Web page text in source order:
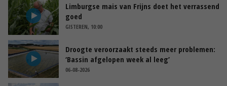
Limburgse mais van Frijns doet het verrassend
goed
GISTEREN, 10:00
Droogte veroorzaakt steeds meer problemen:
‘Bassin afgelopen week al leeg’
06-08-2026